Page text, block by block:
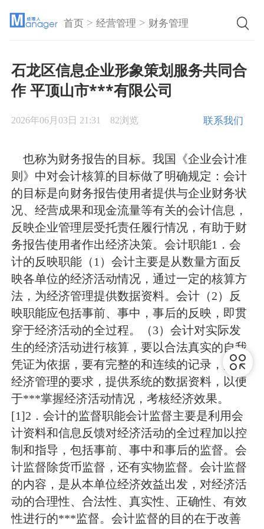
首页 >经营管理 > 财务管理
石龙区信息企业形象策划服务共同合
作 平顶山市***有限公司
2026年06月03日 21:31 82浏览 联系我们
也称为财务报告的目标。我国《企业会计准
则》中对会计核算的目标做了明确规定：会计
的目标是向财务报告使用者提供与企业财务状
况、经营成果和现金流量等有关的会计信息，
反映企业管理层受托责任履行情况，有助于财
务报告使用者作出经济决策。会计职能1．会
计的反映职能（1）会计主要是从数量方面反
映各单位的经济活动情况，通过一定的核算方
法，为经济管理提供数据资料。会计（2）反
映职能应包括事前、事中，事后的反映，即贯
穿于经济活动的全过程。（3）会计对实际发
生的经济活动进行核算，要以合法真实的自我
凭证为依据，要有完整的和连续的记录，并按
经济管理的要求，提供系统的数据资料，以便
于***掌握经济活动情况，考核经济效果。
[1]2．会计的监督职能会计监督主要是利用会
计资料和信息反馈对经济活动的全过程加以控
制和指导，包括事前、事中和事后的监督。会
计监督除货币监督，还有实物监督。会计监督
的内容，是从本单位经济效益出发，对经济活
动的合理性、合法性、真实性、正确性、有效
性进行的***监督。会计监督的目的在于改善